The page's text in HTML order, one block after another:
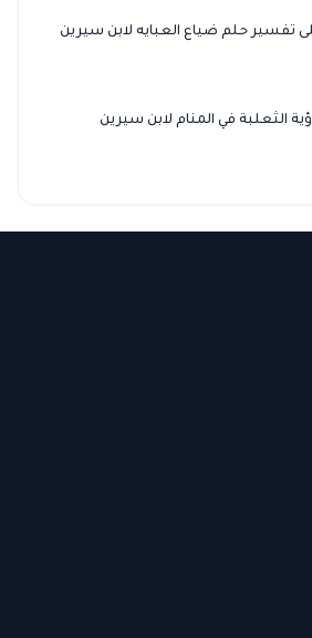
تفسير حلم ضياع العبايه لابن سيرين
الثعلبة في المنام لابن سيرين